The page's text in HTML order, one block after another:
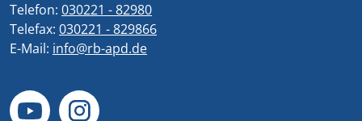
Telefon: 030221 - 82980
Telefax: 030221 - 829866
E-Mail: info@rb-apd.de